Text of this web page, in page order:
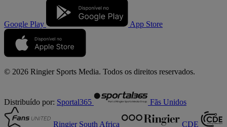
Google Play App Store
© 2026 Ringier Sports Media. Todos os direitos reservados.
Distribuído por: Sportal365 Fãs Unidos
Ringier South Africa CDE